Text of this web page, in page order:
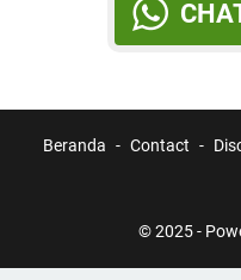
Beranda Contact
© 2025 -